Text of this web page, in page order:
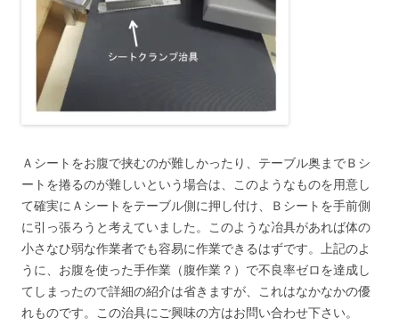
Ａシートをお腹で挟むのが難しかったり、テーブル奥までＢシ
ートを捲るのが難しいという場合は、このようなものを用意し
て確実にＡシートをテーブル側に押し付け、Ｂシートを手前側
に引っ張ろうと考えていました。このような冶具があれば体の
小さなひ弱な作業者でも容易に作業できるはずです。上記のよ
うに、お腹を使った手作業（腹作業？）で不良率ゼロを達成し
てしまったので詳細の紹介は省きますが、これはなかなかの優
れものです。この治具にご興味の方はお問い合わせ下さい。